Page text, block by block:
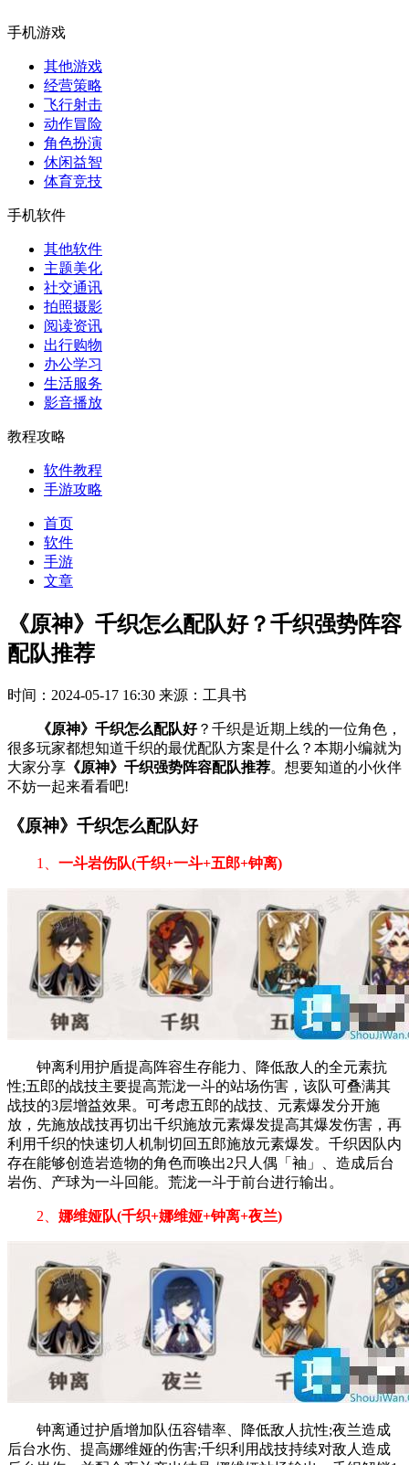
手机游戏
其他游戏
经营策略
飞行射击
动作冒险
角色扮演
休闲益智
体育竞技
手机软件
其他软件
主题美化
社交通讯
拍照摄影
阅读资讯
出行购物
办公学习
生活服务
影音播放
教程攻略
软件教程
手游攻略
首页
软件
手游
文章
《原神》千织怎么配队好？千织强势阵容
配队推荐
时间：2024-05-17 16:30 来源：工具书
《原神》千织怎么配队好？千织是近期上线的一位角色，
很多玩家都想知道千织的最优配队方案是什么？本期小编就为
大家分享 《原神》千织强势阵容配队推荐。想要知道的小伙伴
不妨一起来看看吧!
《原神》千织怎么配队好
1、 一斗岩伤队(千织+一斗+五郎+钟离)
钟离利用护盾提高阵容生存能力、降低敌人的全元素抗
性;五郎的战技主要提高荒泷一斗的站场伤害，该队可叠满其
战技的3层增益效果。可考虑五郎的战技、元素爆发分开施
放，先施放战技再切出千织施放元素爆发提高其爆发伤害，再
利用千织的快速切人机制切回五郎施放元素爆发。千织因队内
存在能够创造岩造物的角色而唤出2只人偶「袖」、造成后台
岩伤、产球为一斗回能。荒泷一斗于前台进行输出。
2、 娜维娅队(千织+娜维娅+钟离+夜兰)
钟离通过护盾增加队伍容错率、降低敌人抗性;夜兰造成
后台水伤、提高娜维娅的伤害;千织利用战技持续对敌人造成